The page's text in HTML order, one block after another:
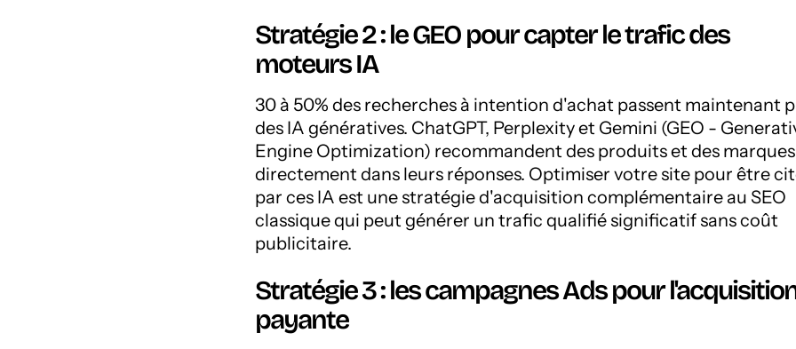
Stratégie 2 : le GEO pour capter le trafic des
moteurs IA
30 à 50% des recherches à intention d'achat passent maintenant
des IA génératives. ChatGPT, Perplexity et Gemini (GEO -
Engine Optimization) recommandent des produits et des marques
directement dans leurs réponses. Optimiser votre site pour être
par ces IA est une stratégie d'acquisition complémentaire au SEO
classique qui peut générer un trafic qualifié significatif sans coût
publicitaire.
Stratégie 3 : les campagnes Ads pour
payante